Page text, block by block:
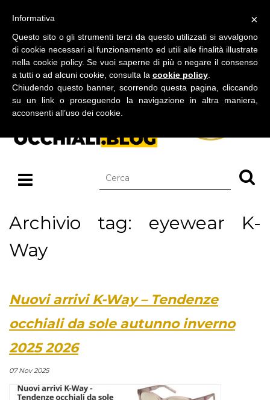
BLOG SU OCCHIALI DA SOLE E OCCHIALI DA VISTA
Archivio tag: eyewear K-
Way
Nuovi arrivi K-Way – Tendenze
occhiali da sole autunno inverno
2025 2026
07 Nov 2025
×
Informativa
Questo sito o gli strumenti terzi da questo utilizzati si avvalgono
di cookie necessari al funzionamento ed utili alle finalità illustrate
nella cookie policy. Se vuoi saperne di più o negare il consenso
a tutti o ad alcuni cookie, consulta la cookie policy
Chiudendo questo banner, scorrendo questa pagina, cliccando
su un link o proseguendo la navigazione in altra maniera,
acconsenti all’uso dei cookie.